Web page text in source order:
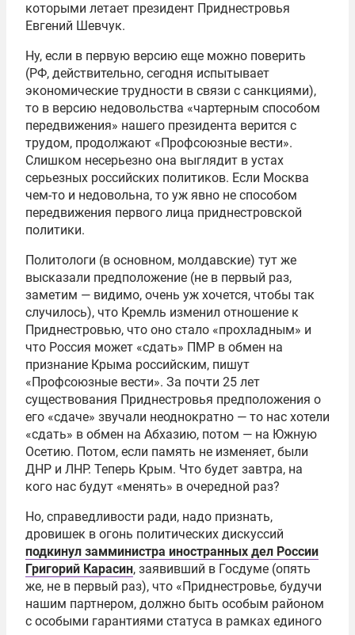
которыми летает президент Приднестровья
Евгений Шевчук.
Ну, если в первую версию еще можно поверить
(РФ, действительно, сегодня испытывает
экономические трудности в связи с санкциями),
то в версию недовольства «чартерным способом
передвижения» нашего президента верится с
трудом, продолжают «Профсоюзные вести».
Слишком несерьезно она выглядит в устах
серьезных российских политиков. Если Москва
чем-то и недовольна, то уж явно не способом
передвижения первого лица приднестровской
политики.
Политологи (в основном, молдавские) тут же
высказали предположение (не в первый раз,
заметим — видимо, очень уж хочется, чтобы так
случилось), что Кремль изменил отношение к
Приднестровью, что оно стало «прохладным» и
что Россия может «сдать» ПМР в обмен на
признание Крыма российским, пишут
«Профсоюзные вести». За почти 25 лет
существования Приднестровья предположения о
его «сдаче» звучали неоднократно — то нас хотели
«сдать» в обмен на Абхазию, потом — на Южную
Осетию. Потом, если память не изменяет, были
ДНР и ЛНР. Теперь Крым. Что будет завтра, на
кого нас будут «менять» в очередной раз?
Но, справедливости ради, надо признать,
дровишек в огонь политических дискуссий
подкинул замминистра иностранных дел России
Григорий Карасин, заявивший в Госдуме (опять
же, не в первый раз), что «Приднестровье, будучи
нашим партнером, должно быть особым районом
с особыми гарантиями статуса в рамках единого